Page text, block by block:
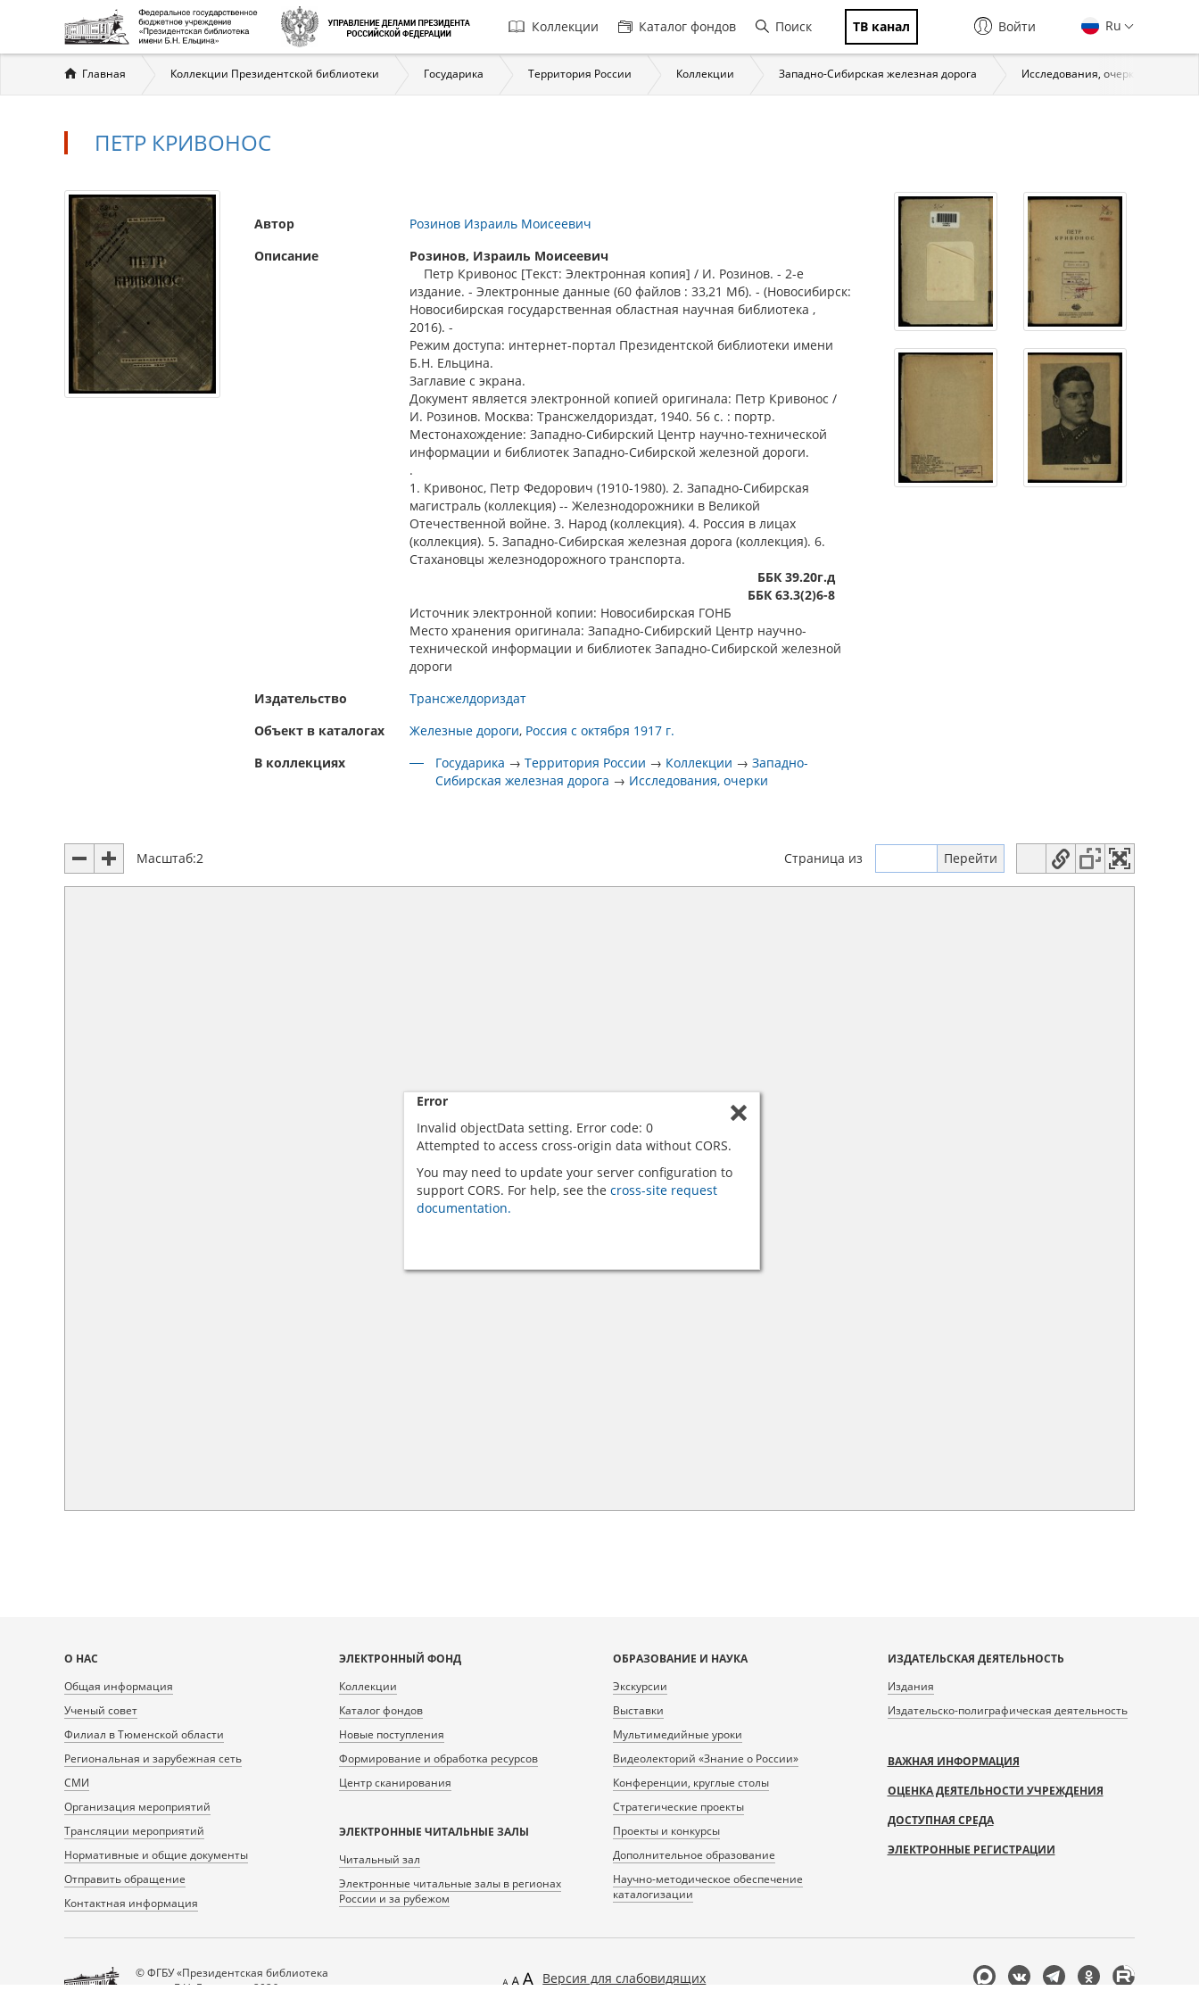
Главная
навигация
Коллекции Каталог фондов Поиск ТВ канал Ru
Войти
Вы
здесь
Главная Коллекции Президентской библиотеки Государика Территория России Коллекции Западно-Сибирская железная дорога Исследования, очерки
ПЕТР КРИВОНОС
Автор
Розинов Израиль Моисеевич
Описание
Розинов, Израиль Моисеевич
Петр Кривонос [Текст: Электронная копия] / И. Розинов. - 2-е
издание. - Электронные данные (60 файлов : 33,21 Мб). - (Новосибирск:
Новосибирская государственная областная научная библиотека ,
2016). -
Режим доступа: интернет-портал Президентской библиотеки имени
Б.Н. Ельцина.
Заглавие с экрана.
Документ является электронной копией оригинала: Петр Кривонос /
И. Розинов. Москва: Трансжелдориздат, 1940. 56 с. : портр.
Местонахождение: Западно-Сибирский Центр научно-технической
информации и библиотек Западно-Сибирской железной дороги.
.
1. Кривонос, Петр Федорович (1910-1980). 2. Западно-Сибирская
магистраль (коллекция) -- Железнодорожники в Великой
Отечественной войне. 3. Народ (коллекция). 4. Россия в лицах
(коллекция). 5. Западно-Сибирская железная дорога (коллекция). 6.
Стахановцы железнодорожного транспорта.
ББК 39.20г.д
ББК 63.3(2)6-8
Источник электронной копии: Новосибирская ГОНБ
Место хранения оригинала: Западно-Сибирский Центр научно-
технической информации и библиотек Западно-Сибирской железной
дороги
Издательство
Трансжелдориздат
Объект в каталогах
Железные дороги Россия с октября 1917 г.
В коллекциях
Государика →Территория России → Коллекции →Западно-
Сибирская железная дорога → Исследования, очерки
Масштаб:2 Страница из
Error
Invalid objectData setting. Error code: 0
Attempted to access cross-origin data without CORS.
You may need to update your server configuration to
support CORS. For help, see the cross-site request
documentation.
Карта
сайта
О НАС
Общая информация
Ученый совет
Филиал в Тюменской области
Региональная и зарубежная сеть
СМИ
Организация мероприятий
Трансляции мероприятий
Нормативные и общие документы
Отправить обращение
Контактная информация
ЭЛЕКТРОННЫЙ ФОНД
Коллекции
Каталог фондов
Новые поступления
Формирование и обработка ресурсов
Центр сканирования
ЭЛЕКТРОННЫЕ ЧИТАЛЬНЫЕ ЗАЛЫ
Читальный зал
Электронные читальные залы в регионах
России и за рубежом
ОБРАЗОВАНИЕ И НАУКА
Экскурсии
Выставки
Мультимедийные уроки
Видеолекторий «Знание о России»
Конференции, круглые столы
Стратегические проекты
Проекты и конкурсы
Дополнительное образование
Научно-методическое обеспечение
каталогизации
ИЗДАТЕЛЬСКАЯ ДЕЯТЕЛЬНОСТЬ
Издания
Издательско-полиграфическая деятельность
ВАЖНАЯ ИНФОРМАЦИЯ
ОЦЕНКА ДЕЯТЕЛЬНОСТИ УЧРЕЖДЕНИЯ
ДОСТУПНАЯ СРЕДА
ЭЛЕКТРОННЫЕ РЕГИСТРАЦИИ
© ФГБУ «Президентская библиотека
имени Б.Н. Ельцина», 2026
Версия для слабовидящих